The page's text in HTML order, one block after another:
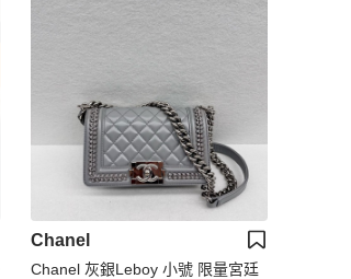
Chanel
Chanel 灰銀Leboy 小號 限量宮廷